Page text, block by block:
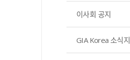
이사회 공지
GIA Korea 소식지